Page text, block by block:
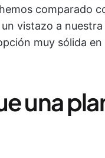
comparado
vistazo a
muy sólida
una